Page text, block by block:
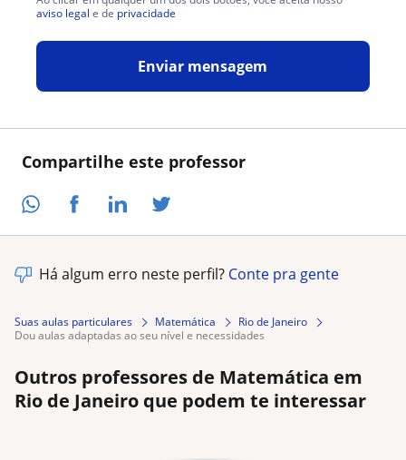
Compartilhe este professor
aviso legal e de privacidade
Enviar mensagem
Há algum erro neste perfil? Conte pra gente
Suas aulas particulares Matemática
Rio de Janeiro
dou aulas adaptadas ao seu nível e necessidades
Outros professores de Matemática em
Rio de Janeiro que podem te interessar